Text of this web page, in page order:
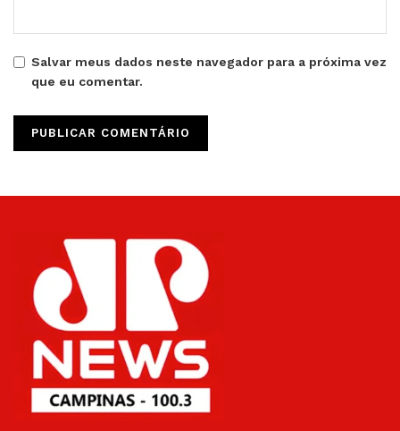
Salvar meus dados neste navegador para a próxima vez
que eu comentar.